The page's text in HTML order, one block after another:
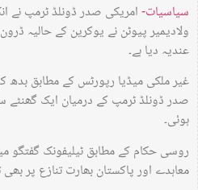
سیاسیات-امریکی صدر ڈونلڈ ٹرمپ نے
ولادیمیر پیوٹن نے یوکرین کے حالیہ
عندیہ دیا ہے۔
غیر ملکی میڈیا رپورٹس کے مطابق
صدر ڈونلڈ ٹرمپ کے درمیان ایک گھنٹے
ہوئی۔
روسی حکام کے مطابق ٹیلیفونک گفتگو
معاہدے اور پاکستان بھارت تنازع پر بھی